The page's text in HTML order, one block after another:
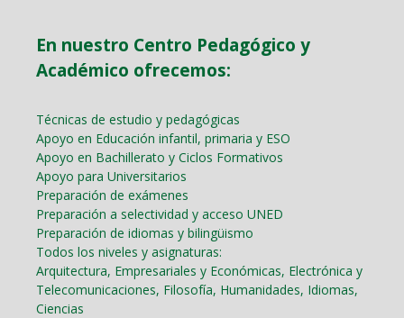
En nuestro Centro Pedagógico y
Académico ofrecemos:
Técnicas de estudio y pedagógicas
Apoyo en Educación infantil, primaria y ESO
Apoyo en Bachillerato y Ciclos Formativos
Apoyo para Universitarios
Preparación de exámenes
Preparación a selectividad y acceso UNED
Preparación de idiomas y bilingüismo
Todos los niveles y asignaturas:
Arquitectura, Empresariales y Económicas, Electrónica y
Telecomunicaciones, Filosofía, Humanidades, Idiomas,
Ciencias